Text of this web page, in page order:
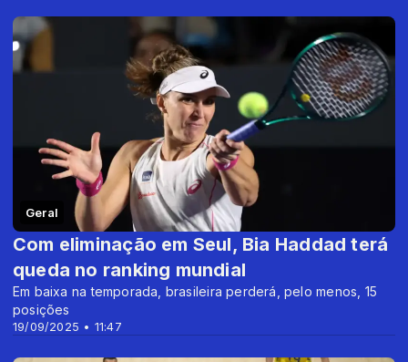
Geral
19/09/2025 • 11:47
Com eliminação em Seul, Bia Haddad terá
queda no ranking mundial
Em baixa na temporada, brasileira perderá, pelo menos, 15
posições